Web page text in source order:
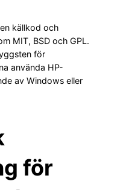
källkod och
MIT, BSD och GPL.
för
använda HP-
av Windows eller
för